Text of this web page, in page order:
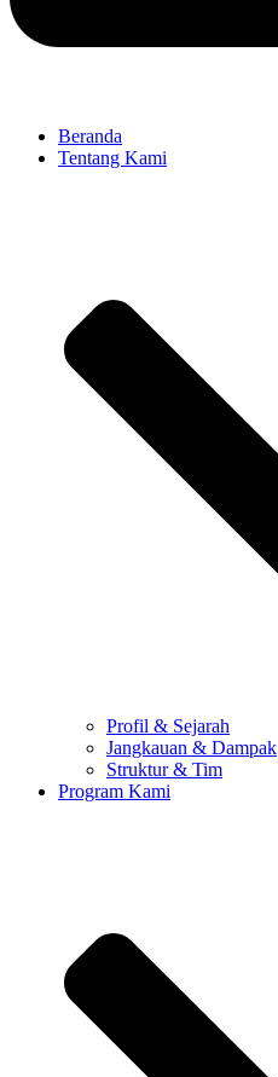
Beranda
Tentang Kami
Profil & Sejarah
Jangkauan & Dampak
Struktur & Tim
Program Kami